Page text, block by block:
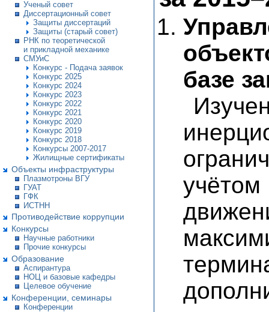
Ученый совет
Диссертационный совет
Защиты диссертаций
Защиты (старый совет)
РНК по теоретической
и прикладной механике
СМУиС
Конкурс - Подача заявок
Конкурс 2025
Конкурс 2024
Конкурс 2023
Конкурс 2022
Конкурс 2021
Конкурс 2020
Конкурс 2019
Конкурс 2018
Конкурсы 2007-2017
Жилищные сертификаты
Объекты инфраструктуры
Плазмотроны ВГУ
ГУАТ
ГФК
ИСТНН
Противодействие коррупции
Конкурсы
Научные работники
Прочие конкурсы
Образование
Аспирантура
НОЦ и базовые кафедры
Целевое обучение
Конференции, семинары
Конференции
базе
учётом